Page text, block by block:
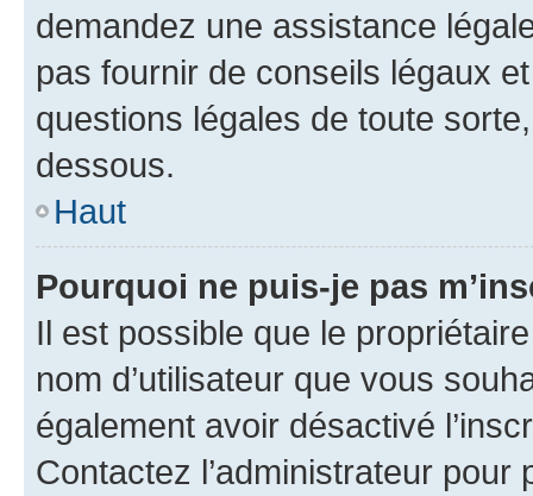
demandez une assistance
pas fournir de conseils légaux
questions légales de toute
dessous.
Haut
Pourquoi ne puis-je pas
Il est possible que le
nom d’utilisateur que vous
également avoir désactivé
Contactez l’administrateur